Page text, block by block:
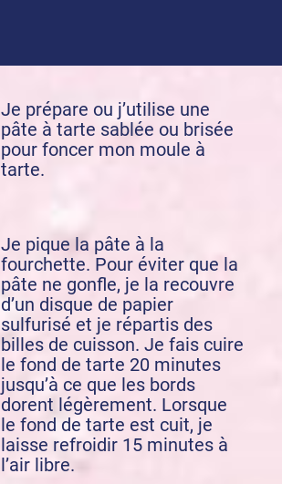
Je prépare ou j’utilise une
pâte à tarte sablée ou brisée
pour foncer mon moule à
tarte.
Je pique la pâte à la
fourchette. Pour éviter que la
pâte ne gonfle, je la recouvre
d’un disque de papier
sulfurisé et je répartis des
billes de cuisson. Je fais cuire
le fond de tarte 20 minutes
jusqu’à ce que les bords
dorent légèrement. Lorsque
le fond de tarte est cuit, je
laisse refroidir 15 minutes à
l’air libre.